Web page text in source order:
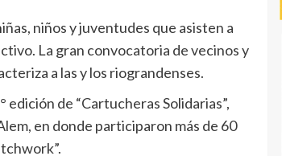
niños y juventudes que asisten a
La gran convocatoria de vecinos y
a las y los riograndenses.
de “Cartucheras Solidarias”,
en donde participaron más de 60